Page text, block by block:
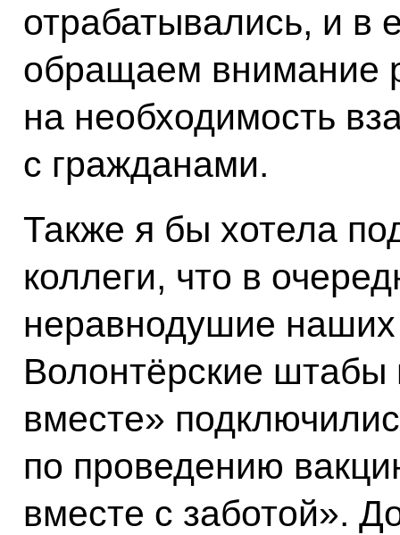
отрабатывались, и
обращаем внимание
на необходимость
с гражданами.
Также я бы хотела
коллеги, что в
неравнодушие
Волонтёрские
вместе»
по проведению
вместе с заботой».